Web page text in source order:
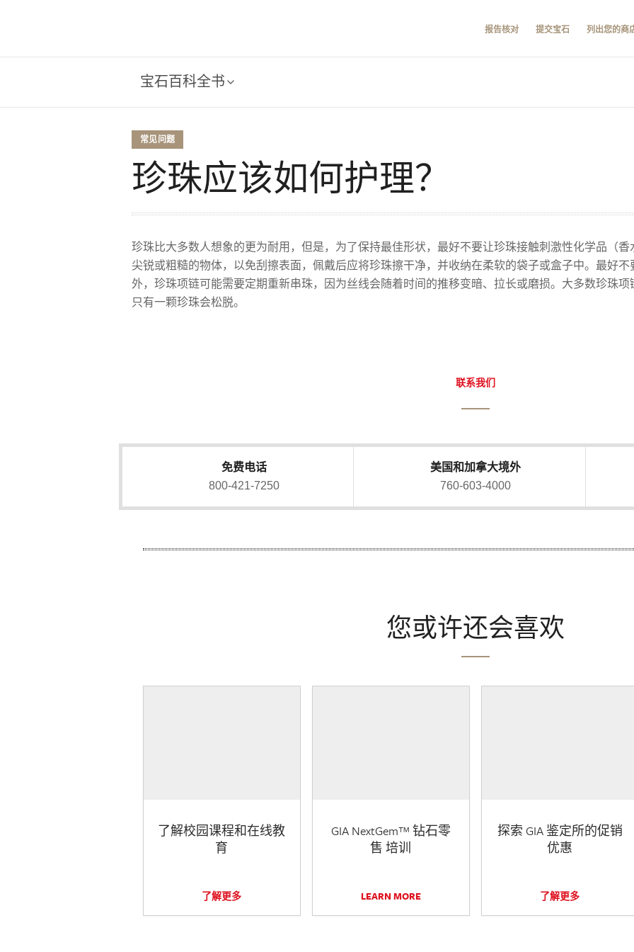
报告核对 提交宝石 列出您的商
宝石百科全书
常见问题
珍珠应该如何护理？
珍珠比大多数人想象的更为耐用，但是，为了保持最佳形状，最好不要让珍珠接触刺激性化学品（
尖锐或粗糙的物体，以免刮擦表面，佩戴后应将珍珠擦干净，并收纳在柔软的袋子或盒子中。最好
外，珍珠项链可能需要定期重新串珠，因为丝线会随着时间的推移变暗、拉长或磨损。大多数珍珠
只有一颗珍珠会松脱。
联系我们
免费电话
800-421-7250
美国和加拿大境外
760-603-4000
您或许还会喜欢
了解校园课程和在线教
育
了解更多
GIA NextGem™ 钻石零
售 培训
LEARN MORE
探索 GIA 鉴定所的促销
优惠
了解更多